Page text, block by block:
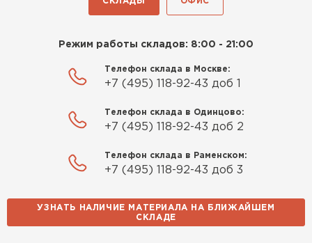
Режим работы складов: 8:00 - 21:00
Телефон склада в Москве:
+7 (495) 118-92-43 доб 1
Телефон склада в Одинцово:
+7 (495) 118-92-43 доб 2
Телефон склада в Раменском:
+7 (495) 118-92-43 доб 3
УЗНАТЬ НАЛИЧИЕ МАТЕРИАЛА НА БЛИЖАЙШЕМ
СКЛАДЕ